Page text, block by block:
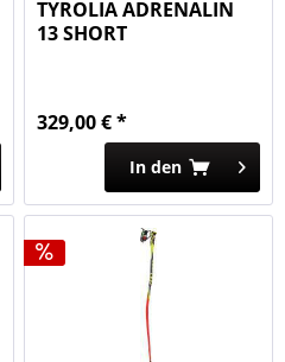
TYROLIA ADRENALIN
13 SHORT
329,00 € *
In den